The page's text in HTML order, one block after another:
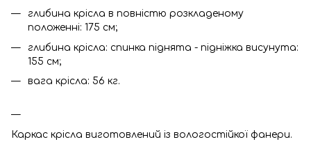
глибина крісла в повністю розкладеному
положенні: 175 см;
глибина крісла: спинка піднята - підніжка висунута:
155 см;
вага крісла: 56 кг.
Каркас крісла виготовлений із вологостійкої фанери.